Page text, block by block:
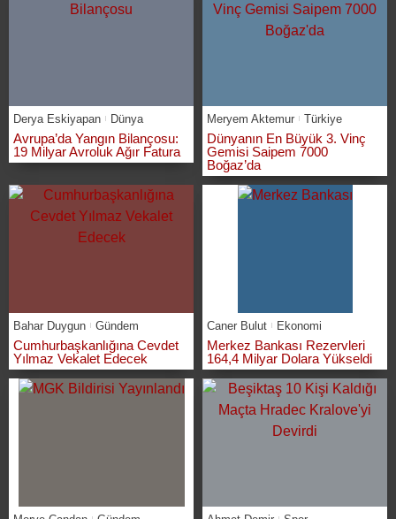
Derya Eskiyapan Dünya
Avrupa’da Yangın Bilançosu:
19 Milyar Avroluk Ağır Fatura
Meryem Aktemur Türkiye
Dünyanın En Büyük 3. Vinç
Gemisi Saipem 7000
Boğaz’da
Bahar Duygun Gündem
Cumhurbaşkanlığına Cevdet
Yılmaz Vekalet Edecek
Caner Bulut Ekonomi
Merkez Bankası Rezervleri
164,4 Milyar Dolara Yükseldi